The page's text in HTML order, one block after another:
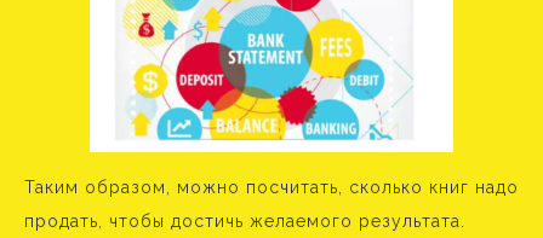
Таким образом, можно посчитать, сколько книг надо
продать, чтобы достичь желаемого результата.